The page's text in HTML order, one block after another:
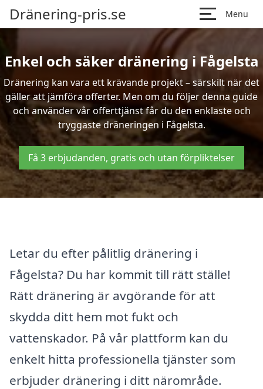
Dränering-pris.se Menu
Enkel och säker dränering i Fågelsta
Dränering kan vara ett krävande projekt – särskilt när det
gäller att jämföra offerter. Men om du följer denna guide
och använder vår offerttjänst får du den enklaste och
tryggaste dräneringen i Fågelsta.
Få 3 erbjudanden, gratis och utan förpliktelser
Letar du efter pålitlig dränering i
Fågelsta? Du har kommit till rätt ställe!
Rätt dränering är avgörande för att
skydda ditt hem mot fukt och
vattenskador. På vår plattform kan du
enkelt hitta professionella tjänster som
erbjuder dränering i ditt närområde.